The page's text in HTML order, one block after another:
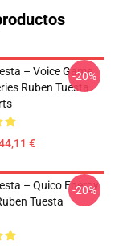
– Voice Game
Ruben Tuesta
€
-20%
– Quico Energy
Tuesta
-20%